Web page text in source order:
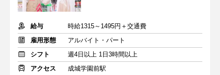
給与
時給1315～1495円＋交通費
雇用形態
アルバイト・パート
シフト
週4日以上 1日3時間以上
アクセス
成城学園前駅